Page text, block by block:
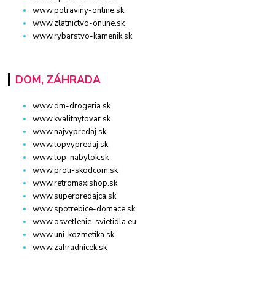
www.potraviny-online.sk
www.zlatnictvo-online.sk
www.rybarstvo-kamenik.sk
DOM, ZÁHRADA
www.dm-drogeria.sk
www.kvalitnytovar.sk
www.najvypredaj.sk
www.topvypredaj.sk
www.top-nabytok.sk
www.proti-skodcom.sk
www.retromaxishop.sk
www.superpredajca.sk
www.spotrebice-domace.sk
www.osvetlenie-svietidla.eu
www.uni-kozmetika.sk
www.zahradnicek.sk